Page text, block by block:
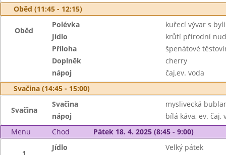
Oběd (11:45 - 12:15)
Oběd
Polévka
kuřecí vývar s
Jídlo
krůtí přírodní
Příloha
špenátové
Doplněk
cherry
nápoj
čaj,ev. voda
Svačina (14:45 - 15:00)
Svačina
Svačina
myslivecká
nápoj
bílá káva, ev. čaj,
Menu
Chod Pátek 18. 4. 2025 (8:45 - 9:00)
Jídlo Velký pátek